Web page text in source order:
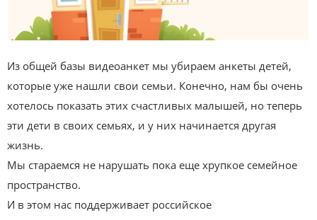
Из общей базы видеоанкет мы убираем анкеты детей,
которые уже нашли свои семьи. Конечно, нам бы очень
хотелось показать этих счастливых малышей, но теперь
эти дети в своих семьях, и у них начинается другая
жизнь.
Мы стараемся не нарушать пока еще хрупкое семейное
пространство.
И в этом нас поддерживает российское